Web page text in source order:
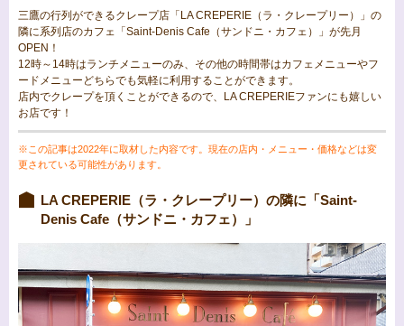
三鷹の行列ができるクレープ店「LA CREPERIE（ラ・クレープリー）」の
隣に系列店のカフェ「Saint-Denis Cafe（サンドニ・カフェ）」が先月
OPEN！
12時～14時はランチメニューのみ、その他の時間帯はカフェメニューやフ
ードメニューどちらでも気軽に利用することができます。
店内でクレープを頂くことができるので、LA CREPERIEファンにも嬉しい
お店です！
※この記事は2022年に取材した内容です。現在の店内・メニュー・価格などは変
更されている可能性があります。
LA CREPERIE（ラ・クレープリー）の隣に「Saint-
Denis Cafe（サンドニ・カフェ）」